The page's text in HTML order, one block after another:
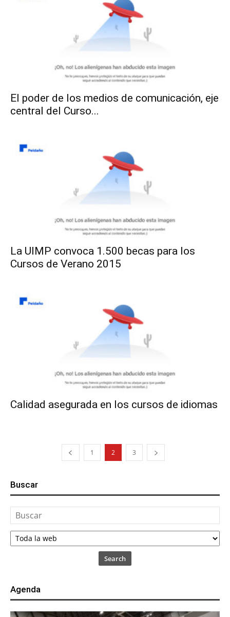
El poder de los medios de comunicación, eje
central del Curso...
La UIMP convoca 1.500 becas para los
Cursos de Verano 2015
Calidad asegurada en los cursos de idiomas
1 2 3
Buscar
Search
Agenda